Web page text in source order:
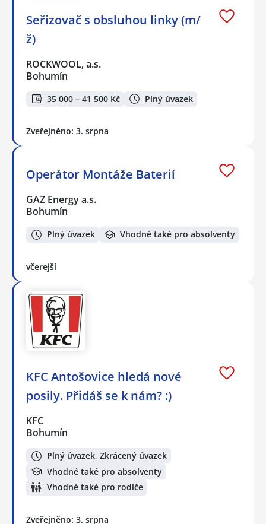
Seřizovač s obsluhou linky (m/
ž)
ROCKWOOL, a.s.
Bohumín
35 000 – 41 500 Kč Plný úvazek
Zveřejněno: 3. srpna
Operátor Montáže Baterií
GAZ Energy a.s.
Bohumín
Plný úvazek Vhodné také pro absolventy
včerejší
KFC Antošovice hledá nové
posily. Přidáš se k nám? :)
KFC
Bohumín
Plný úvazek, Zkrácený úvazek
Vhodné také pro absolventy
Vhodné také pro rodiče
Zveřejněno: 3. srpna